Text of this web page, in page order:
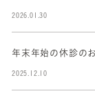
2026.01.30
年末年始の休診の
2025.12.10